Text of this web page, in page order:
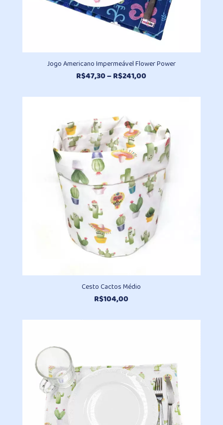
Jogo Americano Impermeável Flower Power
R$47,30–R$241,00
preço:
através
R$241,00
Cesto Cactos Médio
R$104,00